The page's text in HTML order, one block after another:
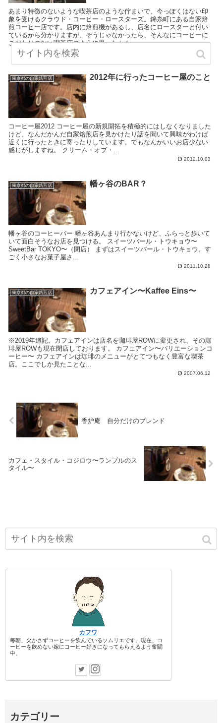
あまり特徴のないような喫茶店のような佇まいで、今っぽくはない印
象を受けるクラウド・コーヒー・ロースターズ。錦糸町にある自家焙
煎コーヒー店です。店内に焙煎機があるし、店名にロースターと付い
ているから分かりますが、そうじゃなかったら、そんなにコーヒーに
こだわりのない喫茶店のように思ったかも。
2019.10.04
東京都の自家焙煎店 2012年に行ったコーヒー屋のこと
コーヒー屋2012 コーヒー屋の新規開拓を積極的にはしなくなりました
けど、なんだかんだ自家焙煎店を見かけたり話を聞いて興味がわけば
近くに行ったときに寄ったりしています。でもなんかいいお店少ない
感じがしますね。 クリーム・オブ・...
2012.10.03
東京都の自家焙煎店 幡ヶ谷のBAR？
幡ヶ谷のコーヒーバー 幡ヶ谷あんまり行かないけど、ふらっと歩いて
いて面白そうなお店を見つける。 スイーツバール・トウキョウ〜
SweetBar TOKYO〜（閉店） まずはスイーツバール・トウキョウ。す
ごく小さなお菓子屋さ...
2011.10.28
東京都の自家焙煎店 カフェアイン〜Kaffee Eins〜
※2019年追記。カフェアインは店名を珈琲屋ROWに変更され、その珈
琲屋ROWも現在閉店しております。 カフェアイン〜バリエーションコ
ーヒー〜 カフェアインは珈琲のメニューがとてつもなく豊富な喫茶
店。ここでしか見たことな...
2007.06.12
香炉庵 自分だけのブレンド
カフェ・スタイル・コジロウ〜ランブルのス
タイル〜
カフワ
毎朝、欠かさずコーヒーを飲んでいるソムリエです。現在、コ
ーヒーを飲めない嫁にコーヒー好きになってもらえるよう奮闘
中。
カテゴリー